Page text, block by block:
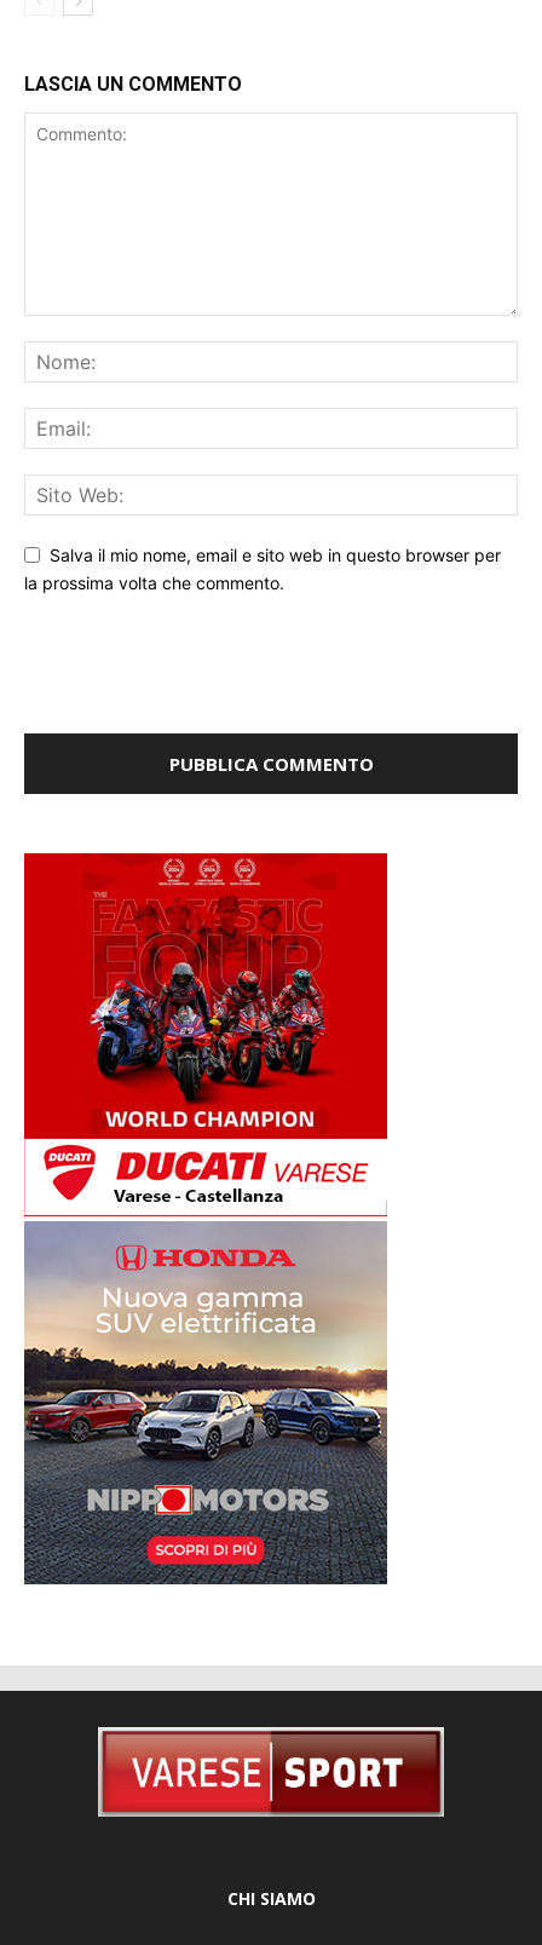
LASCIA UN COMMENTO
Salva il mio nome, email e sito web in questo browser per
la prossima volta che commento.
CHI SIAMO